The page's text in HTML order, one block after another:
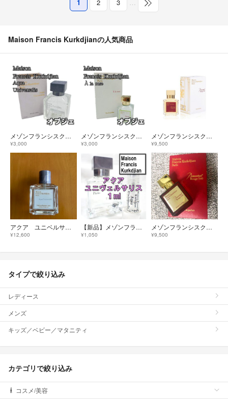
1 2 3 …
Maison Francis Kurkdjianの人気商品
メゾンフランシスクルジャン アクアユニヴェルサリス 香水空瓶 70ml 箱あり
¥3,000
メゾンフランシスクルジャン アラローズ 香水空瓶 70ml 箱あり
¥3,000
メゾンフランシスクルジャン バカラルージュ70ml Ds731
¥9,500
アクア ユニベルサリス メゾン フランシス
¥12,600
【新品】メゾンフランシスクルジャン アクア ユニヴェルサリス 1ml 香水
¥1,050
メゾンフランシスクルジャン バカラルージュ540 70ml Ds727
¥9,500
タイプで絞り込み
レディース
メンズ
キッズ／ベビー／マタニティ
カテゴリで絞り込み
コスメ/美容